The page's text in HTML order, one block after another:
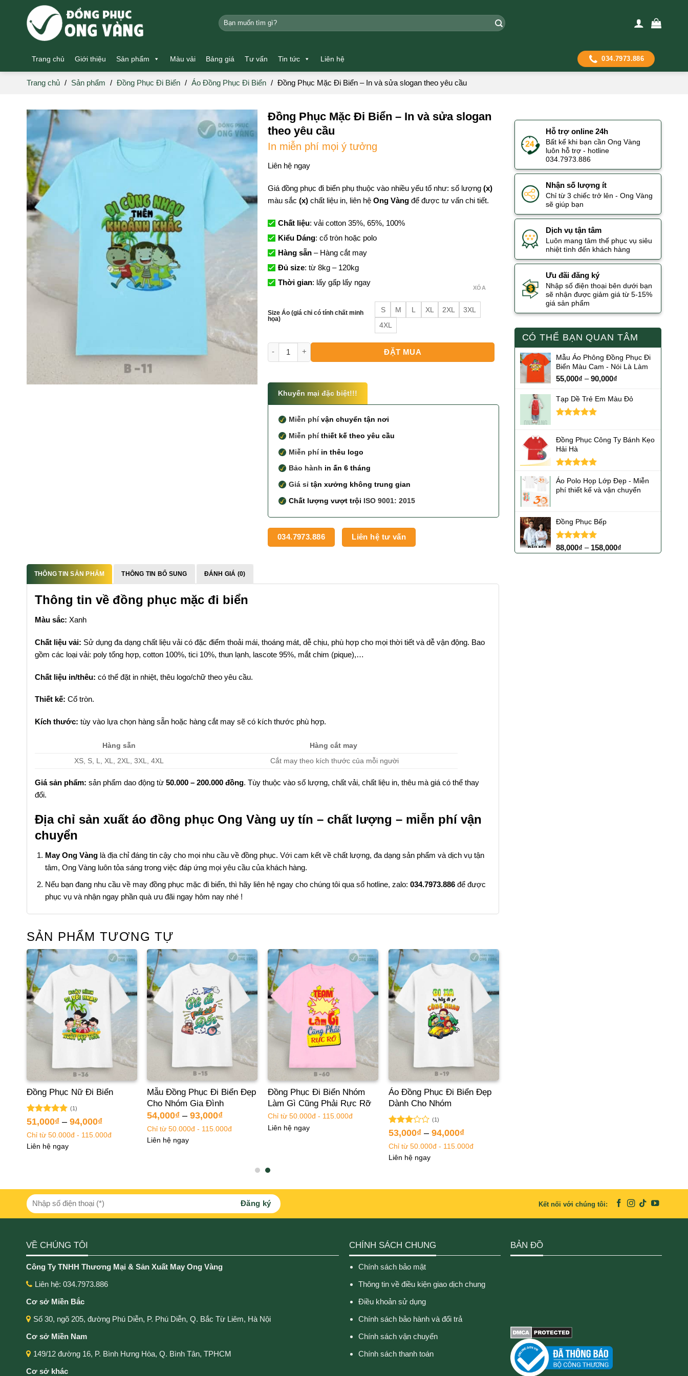
Tìm
kiếm:
Trang chủ Giới thiệu Sản phẩm Màu vải Bảng giá Tư vấn Tin tức Liên hệ 034.7973.886
Trang chủ / Sản phẩm / Đồng Phục Đi Biển / Áo Đồng Phục Đi Biển / Đồng Phục Mặc Đi Biển – In và sửa slogan theo yêu cầu
Đồng Phục Mặc Đi Biển – In và sửa slogan
theo yêu cầu
In miễn phí mọi ý tưởng
Liên hệ ngay
Giá đồng phục đi biển phụ thuộc vào nhiều yếu tố như: số lượng(x)
màu sắc(x)chất liệu in, liên hệOng Vàng để được tư vấn chi tiết.
Chất liệu: vải cotton 35%, 65%, 100%
Kiểu Dáng: cổ tròn hoặc polo
Hàng sẵn – Hàng cắt may
Đủ size: từ 8kg – 120kg
Thời gian: lấy gấp lấy ngay
Size Áo (giá chỉ có tính chất minh
họa)
S M L XL 2XL
3XL
4XL
XÓA
Đồng Phục Mặc Đi Biển - In và sửa slogan theo yêu cầu số lượng
ĐẶT MUA
Khuyến mại đặc biệt!!!
Miễn phívận chuyển tận nơi
Miễn phíthiết kế theo yêu cầu
Miễn phíin thêu logo
Bảo hành in ấn 6 tháng
Giá sỉ tận xưởng không trung gian
Chất lượng vượt trội ISO 9001: 2015
034.7973.886 Liên hệ tư vấn
THÔNG TIN SẢN PHẨM THÔNG TIN BỔ SUNG ĐÁNH GIÁ (0)
Thông tin về đồng phục mặc đi biển
Màu sắc: Xanh
Chất liệu vải: Sử dụng đa dạng chất liệu vải có đặc điểm thoải mái, thoáng mát, dễ chịu, phù hợp cho mọi thời tiết và dễ vận động. Bao
gồm các loại vải: poly tổng hợp, cotton 100%, tici 10%, thun lạnh, lascote 95%, mắt chim (pique),…
Chất liệu in/thêu: có thể đặt in nhiệt, thêu logo/chữ theo yêu cầu.
Thiết kế: Cổ tròn.
Kích thước: tùy vào lựa chọn hàng sẵn hoặc hàng cắt may sẽ có kích thước phù hợp.
Hàng sẵn
Hàng cắt may
XS, S, L, XL, 2XL, 3XL, 4XL
Cắt may theo kích thước của mỗi người
Giá sản phẩm: sản phẩm dao động từ 50.000 – 200.000 đồng. Tùy thuộc vào số lượng, chất vải, chất liệu in, thêu mà giá có thể thay
đổi.
Địa chỉ sản xuất áo đồng phục Ong Vàng uy tín – chất lượng – miễn phí vận
chuyển
May Ong Vànglà địa chỉ đáng tin cậy cho mọi nhu cầu về đồng phục. Với cam kết về chất lượng, đa dạng sản phẩm và dịch vụ tận
tâm, Ong Vàng luôn tỏa sáng trong việc đáp ứng mọi yêu cầu của khách hàng.
Nếu bạn đang nhu cầu về may đồng phục mặc đi biển, thì hãy liên hệ ngay cho chúng tôi qua số hotline, zalo: 034.7973.886để được
phục vụ và nhận ngay phần quà ưu đãi ngay hôm nay nhé !
SẢN PHẨM TƯƠNG TỰ
Áo Đồng Phục Đi Biển Đẹp
Dành Cho Nhóm
Được
xếp
hạng
3.00 5
(1)
53,000₫– 94,000₫
Chỉ từ 50.000đ - 115.000đ
Liên hệ ngay
Đồng Phục Đi Biển Nhóm
Làm Gì Cũng Phải Rực Rỡ
Chỉ từ 50.000đ - 115.000đ
Liên hệ ngay
Mẫu Đồng Phục Đi Biển Đẹp
Cho Nhóm Gia Đình
54,000₫ –93,000₫
Chỉ từ 50.000đ - 115.000đ
Liên hệ ngay
Đồng Phục Nữ Đi Biển
Được xếp
hạng
5 sao
(1)
51,000₫– 94,000₫
Chỉ từ 50.000đ - 115.000đ
Liên hệ ngay
Hỗ trợ online 24h
Bất kể khi bạn cần Ong Vàng
luôn hỗ trợ - hotline
034.7973.886
Nhận số lượng ít
Chỉ từ 3 chiếc trở lên - Ong Vàng
sẽ giúp bạn
Dịch vụ tận tâm
Luôn mang tâm thế phục vụ siêu
nhiệt tình đến khách hàng
Ưu đãi đăng ký
Nhập số điện thoại bên dưới bạn
sẽ nhận được giảm giá từ 5-15%
giá sản phẩm
CÓ THỂ BẠN QUAN TÂM
Mẫu Áo Phông Đồng Phục Đi
Biển Màu Cam - Nói Là Làm
55,000₫ –90,000₫
Tạp Dề Trẻ Em Màu Đỏ
5 sao
Đồng Phục Công Ty Bánh Kẹo
Hải Hà
hạng5.00
5 sao
Áo Polo Họp Lớp Đẹp - Miễn
phí thiết kế và vận chuyển
Đồng Phục Bếp
Được xếp
hạng5.00
88,000₫ – 158,000₫
Kết nối với chúng tôi:
VỀ CHÚNG TÔI
Công Ty TNHH Thương Mại & Sản Xuất May Ong Vàng
Liên hệ: 034.7973.886
Cơ sở Miền Bắc
Số 30, ngõ 205, đường Phú Diễn, P. Phú Diễn, Q. Bắc Từ Liêm, Hà Nội
Cơ sở Miền Nam
149/12 đường 16, P. Bình Hưng Hòa, Q. Bình Tân, TPHCM
Cơ sở khác
CHÍNH SÁCH CHUNG
Chính sách bảo mật
Thông tin về điều kiện giao dịch chung
Điều khoản sử dụng
Chính sách bảo hành và đổi trả
Chính sách vận chuyển
Chính sách thanh toán
BẢN ĐỒ